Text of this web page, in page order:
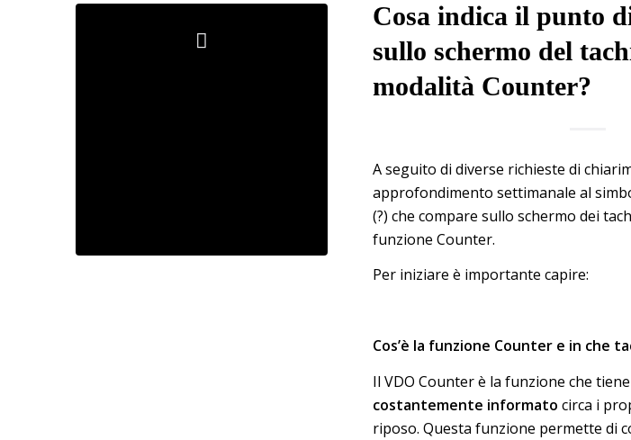
Cosa indica il punto
sullo schermo del
modalità Counter?
A seguito di diverse richieste di
approfondimento settimanale al
(?) che compare sullo schermo dei
funzione Counter.
Per iniziare è importante capire:
Cos’è la funzione Counter e in che
Il VDO Counter è la funzione che tiene
costantemente informato circa i
riposo. Questa funzione permette di